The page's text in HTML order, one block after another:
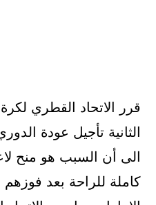
قرر الاتحاد القطري لكرة
الى أن السبب هو منح